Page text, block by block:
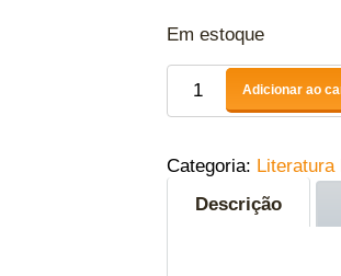
Em estoque
Adicionar ao
Categoria: Literatura
Descrição